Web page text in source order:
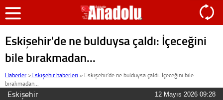
Eskişehir'de ne bulduysa çaldı: İçeceğini
bile bırakmadan...
Haberler >Eskişehir haberleri » Eskişehir'de ne bulduysa çaldı: İçeceğini bile
bırakmadan...
Eskişehir 12 Mayıs 2026 09:28